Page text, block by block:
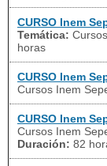
CURSO Inem
Temática:
horas
CURSO Inem
Cursos Inem
CURSO Inem
Cursos Inem
Duración: 82